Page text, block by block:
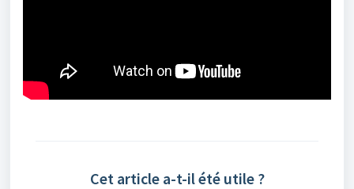
Cet article a-t-il été utile ?